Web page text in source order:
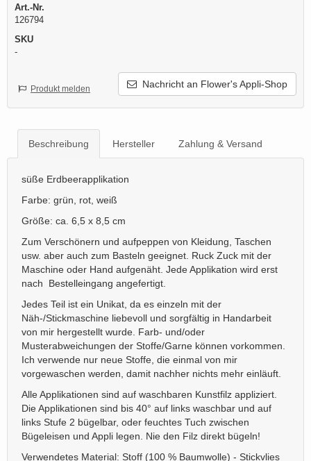
Art.-Nr.
126794
SKU
-
Nachricht an Flower's Appli-Shop
Produkt melden
Beschreibung Hersteller Zahlung & Versand
süße Erdbeerapplikation
Farbe: grün, rot, weiß
Größe: ca. 6,5 x 8,5 cm
Zum Verschönern und aufpeppen von Kleidung, Taschen
usw. aber auch zum Basteln geeignet. Ruck Zuck mit der
Maschine oder Hand aufgenäht. Jede Applikation wird erst
nach Bestelleingang angefertigt.
Jedes Teil ist ein Unikat, da es einzeln mit der
Näh-/Stickmaschine liebevoll und sorgfältig in Handarbeit
von mir hergestellt wurde. Farb- und/oder
Musterabweichungen der Stoffe/Garne können vorkommen.
Ich verwende nur neue Stoffe, die einmal von mir
vorgewaschen werden, damit nachher nichts mehr einläuft.
Alle Applikationen sind auf waschbaren Kunstfilz appliziert.
Die Applikationen sind bis 40° auf links waschbar und auf
links Stufe 2 bügelbar, oder feuchtes Tuch zwischen
Bügeleisen und Appli legen. Nie den Filz direkt bügeln!
Verwendetes Material: Stoff (100 % Baumwolle) - Stickvlies